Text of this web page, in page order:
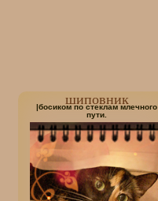
шиповник
|босиком по стеклам млечного
пути.